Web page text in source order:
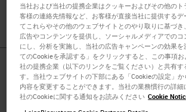
at the end of 2020.
Published Pieces
Rhian Evans
当社および当社の提携企業はクッキーおよびその他のト
客様の連絡先情報など、お客様が直接当社に提供するデ
てこれらやその他のウェブサイトとのやり取りに基づき
広告やコンテンツを提供し、ソーシャルメディアでの
にし、分析を実施し、当社の広告キャンペーンの効果
てのCookieを承認する」をクリックすると、この事項
社の提携企業（以下のリンクをご覧ください）と共有す
す。当社ウェブサイトの下部にある「Cookieの設定」
内容を変更することができます。当社の業務慣行の詳細
社のCookieに関する通知をお読みください Cookie